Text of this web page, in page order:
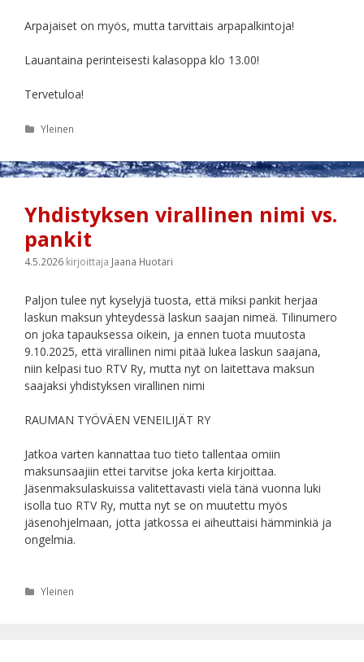
Arpajaiset on myös, mutta tarvittais arpapalkintoja!
Lauantaina perinteisesti kalasoppa klo 13.00!
Tervetuloa!
Kategoriat
Yleinen
Yhdistyksen virallinen nimi vs.
pankit
4.5.2026 kirjoittaja Jaana Huotari
Paljon tulee nyt kyselyjä tuosta, että miksi pankit herjaa
laskun maksun yhteydessä laskun saajan nimeä. Tilinumero
on joka tapauksessa oikein, ja ennen tuota muutosta
9.10.2025, että virallinen nimi pitää lukea laskun saajana,
niin kelpasi tuo RTV Ry, mutta nyt on laitettava maksun
saajaksi yhdistyksen virallinen nimi
RAUMAN TYÖVÄEN VENEILIJÄT RY
Jatkoa varten kannattaa tuo tieto tallentaa omiin
maksunsaajiin ettei tarvitse joka kerta kirjoittaa.
Jäsenmaksulaskuissa valitettavasti vielä tänä vuonna luki
isolla tuo RTV Ry, mutta nyt se on muutettu myös
jäsenohjelmaan, jotta jatkossa ei aiheuttaisi hämminkiä ja
ongelmia.
Kategoriat
Yleinen